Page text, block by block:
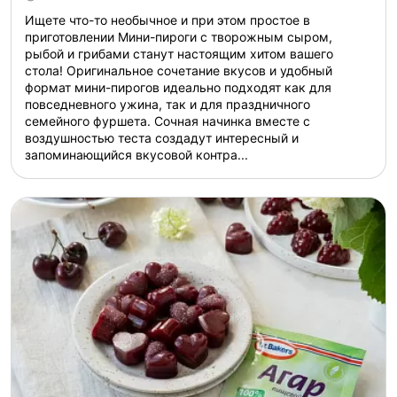
Ищете что-то необычное и при этом простое в
приготовлении Мини-пироги с творожным сыром,
рыбой и грибами станут настоящим хитом вашего
стола! Оригинальное сочетание вкусов и удобный
формат мини-пирогов идеально подходят как для
повседневного ужина, так и для праздничного
семейного фуршета. Сочная начинка вместе с
воздушностью теста создадут интересный и
запоминающийся вкусовой контра...